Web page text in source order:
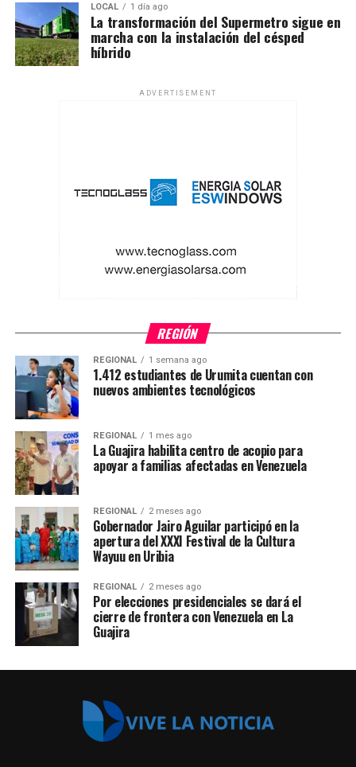
LOCAL 1 día ago
La transformación del Supermetro sigue en
marcha con la instalación del césped
híbrido
ADVERTISEMENT
REGIÓN
REGIONAL 1 semana ago
1.412 estudiantes de Urumita cuentan con
nuevos ambientes tecnológicos
REGIONAL 1 mes ago
La Guajira habilita centro de acopio para
apoyar a familias afectadas en Venezuela
REGIONAL 2 meses ago
Gobernador Jairo Aguilar participó en la
apertura del XXXI Festival de la Cultura
Wayuu en Uribia
REGIONAL 2 meses ago
Por elecciones presidenciales se dará el
cierre de frontera con Venezuela en La
Guajira